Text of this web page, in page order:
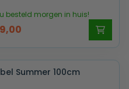
besteld morgen in huis!
is:
€ 469,00.
Summer 100cm